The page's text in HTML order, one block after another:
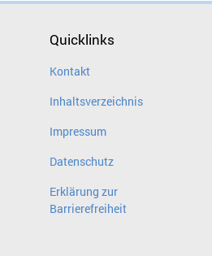
Quicklinks
Kontakt
Inhaltsverzeichnis
Impressum
Datenschutz
Erklärung zur
Barrierefreiheit